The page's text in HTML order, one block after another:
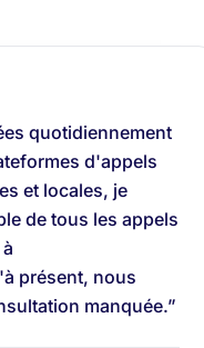
quotidiennement
d'appels
et locales, je
de tous les appels
présent, nous
manquée.”